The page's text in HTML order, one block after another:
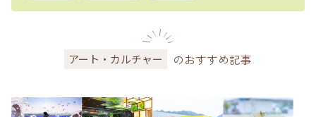
アート・カルチャー のおすすめ記事